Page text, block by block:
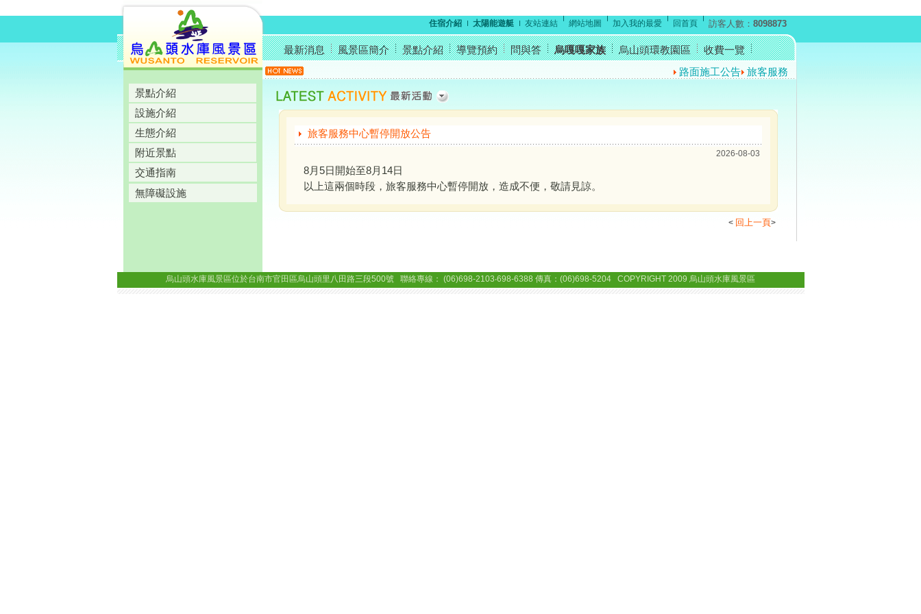
景點介紹
設施介紹
生態介紹
附近景點
交通指南
無障礙設施
住宿介紹 太陽能遊艇 友站連結 網站地圖 加入我的最愛 回首頁 訪客人數： 8098873
最新消息 風景區簡介 景點介紹 導覽預約 問與答 烏嘎嘎家族 烏山頭環教園區
收費一覽
路面施工公告 旅客服務中心暫停開放公告
旅客服務中心暫停開放公告
2026-08-03
8月5日開始至8月14日
以上這兩個時段，旅客服務中心暫停開放，造成不便，敬請見諒。
< 回上一頁>
烏山頭水庫風景區位於台南市官田區烏山頭里八田路三段500號 聯絡專線： (06)698-2103‧698-6388 傳真：(06)698-5204 COPYRIGHT 2009 烏山頭水庫風景區